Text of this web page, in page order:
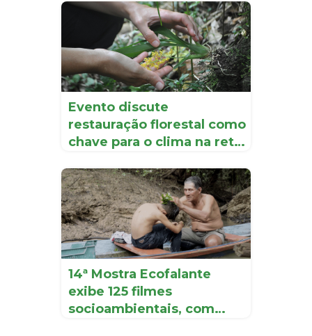
Evento discute
restauração florestal como
chave para o clima na reta
14ª Mostra Ecofalante
exibe 125 filmes
socioambientais, com